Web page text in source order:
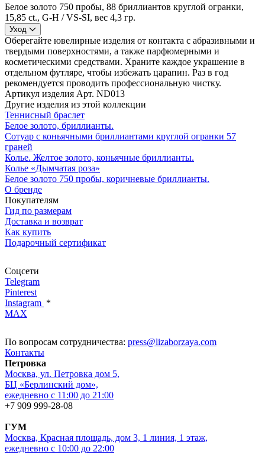
Белое золото 750 пробы, 88 бриллиантов круглой огранки,
15,85 ct., G-H / VS-SI, вес 4,3 гр.
Уход
Оберегайте ювелирные изделия от контакта с абразивными и
твердыми поверхностями, а также парфюмерными и
косметическими средствами. Храните каждое украшение в
отдельном футляре, чтобы избежать царапин. Раз в год
рекомендуется проводить профессиональную чистку.
Артикул изделия Арт. ND013
Другие изделия из этой коллекции
Теннисный браслет
Белое золото, бриллианты.
Сотуар с коньячными бриллиантами круглой огранки 57
граней
Колье. Желтое золото, коньячные бриллианты.
Колье «Дымчатая роза»
Белое золото 750 пробы, коричневые бриллианты.
О бренде
Покупателям
Гид по размерам
Доставка и возврат
Как купить
Подарочный сертификат
Соцсети
Telegram
Pinterest
Instagram *
MAX
По вопросам сотрудничества: press@lizaborzaya.com
Контакты
Петровка
Москва, ул. Петровка дом 5,
БЦ «Берлинский дом»,
ежедневно с 11:00 до 21:00
+7 909 999-28-08
ГУМ
Москва, Красная площадь, дом 3, 1 линия, 1 этаж,
ежедневно с 10:00 до 22:00